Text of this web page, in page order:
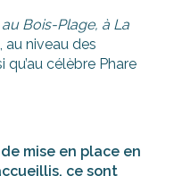
Bois-Plage, à La
au niveau des
célèbre Phare
mise en place en
ce sont